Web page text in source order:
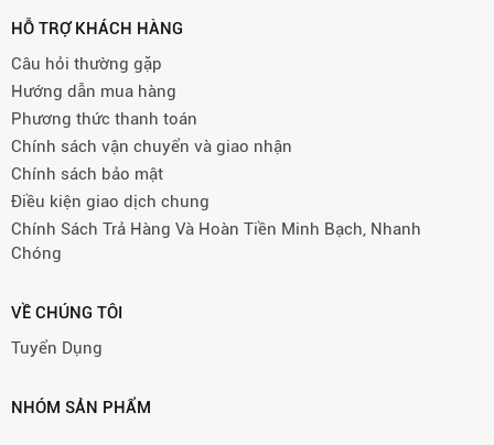
HỖ TRỢ KHÁCH HÀNG
Câu hỏi thường gặp
Hướng dẫn mua hàng
Phương thức thanh toán
Chính sách vận chuyển và giao nhận
Chính sách bảo mật
Điều kiện giao dịch chung
Chính Sách Trả Hàng Và Hoàn Tiền Minh Bạch, Nhanh
Chóng
VỀ CHÚNG TÔI
Tuyển Dụng
NHÓM SẢN PHẨM